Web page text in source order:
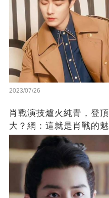
2023/07/26
肖戰演技爐火純青，登
大？網：這就是肖戰的